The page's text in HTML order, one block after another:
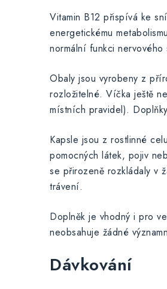
Vitamin B12 přispívá ke
energetickému
normální funkci
Obaly jsou vyrobeny z
rozložitelné. Víčka ještě
místních pravidel).
Kapsle jsou z rostlinné
pomocných látek, pojiv
se přirozeně rozkládaly v
trávení.
Doplněk je vhodný i pro
neobsahuje žádné
Dávkování